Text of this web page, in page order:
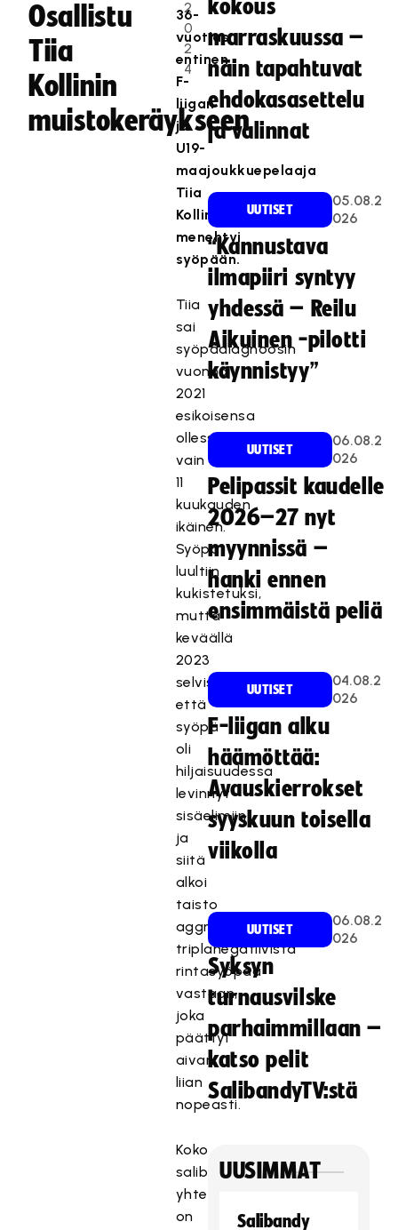
Osallistu
Tiia
Kollinin
muistokeräykseen
2
0
2
4
36-
vuotias
entinen
F-
liigan
ja
U19-
maajoukkuepelaaja
Tiia
Kollin
menehtyi
syöpään.
Tiia
sai
syöpädiagnoosin
vuonna
2021
esikoisensa
ollessa
vain
11
kuukauden
ikäinen.
Syöpä
luultiin
kukistetuksi,
mutta
keväällä
2023
selvisi,
että
syöpä
oli
hiljaisuudessa
levinnyt
sisäelimiin
ja
siitä
alkoi
taisto
aggressiivista
triplanegatiivista
rintasyöpää
vastaan,
joka
päättyi
aivan
liian
nopeasti.
Koko
salibandy-
yhteisö
on
kokous
marraskuussa –
näin tapahtuvat
ehdokasasettelu
ja valinnat
UUTISET
05.08.2
026
“Kannustava
ilmapiiri syntyy
yhdessä – Reilu
Aikuinen -pilotti
käynnistyy”
UUTISET
06.08.2
026
Pelipassit kaudelle
2026–27 nyt
myynnissä –
hanki ennen
ensimmäistä peliä
UUTISET
04.08.2
026
F-liigan alku
häämöttää:
Avauskierrokset
syyskuun toisella
viikolla
UUTISET
06.08.2
026
Syksyn
turnausvilske
parhaimmillaan –
katso pelit
SalibandyTV:stä
UUSIMMAT
Salibandy